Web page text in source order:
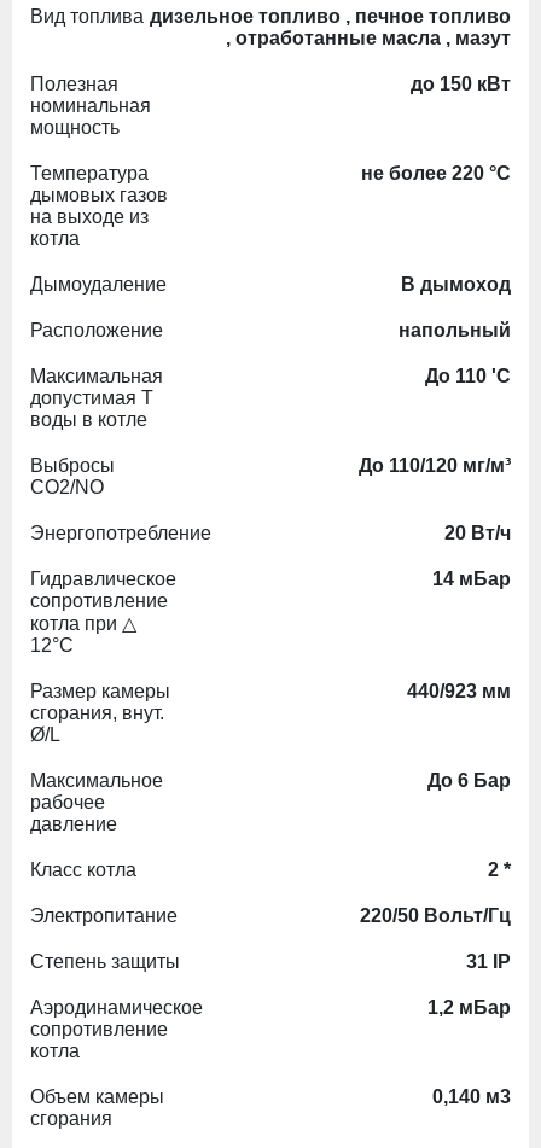
Вид топлива дизельное топливо , печное топливо
, отработанные масла , мазут
Полезная
номинальная
мощность
до 150 кВт
Температура
дымовых газов
на выходе из
котла
не более 220 °C
Дымоудаление В дымоход
Расположение напольный
Максимальная
допустимая Т
воды в котле
До 110 'С
Выбросы
СО2/NO
До 110/120 мг/м³
Энергопотребление 20 Вт/ч
Гидравлическое
сопротивление
котла при △
12°С
14 мБар
Размер камеры
сгорания, внут.
Ø/L
440/923 мм
Максимальное
рабочее
давление
До 6 Бар
Класс котла 2 *
Электропитание 220/50 Вольт/Гц
Степень защиты 31 IP
Аэродинамическое
сопротивление
котла
1,2 мБар
Объем камеры
сгорания
0,140 м3